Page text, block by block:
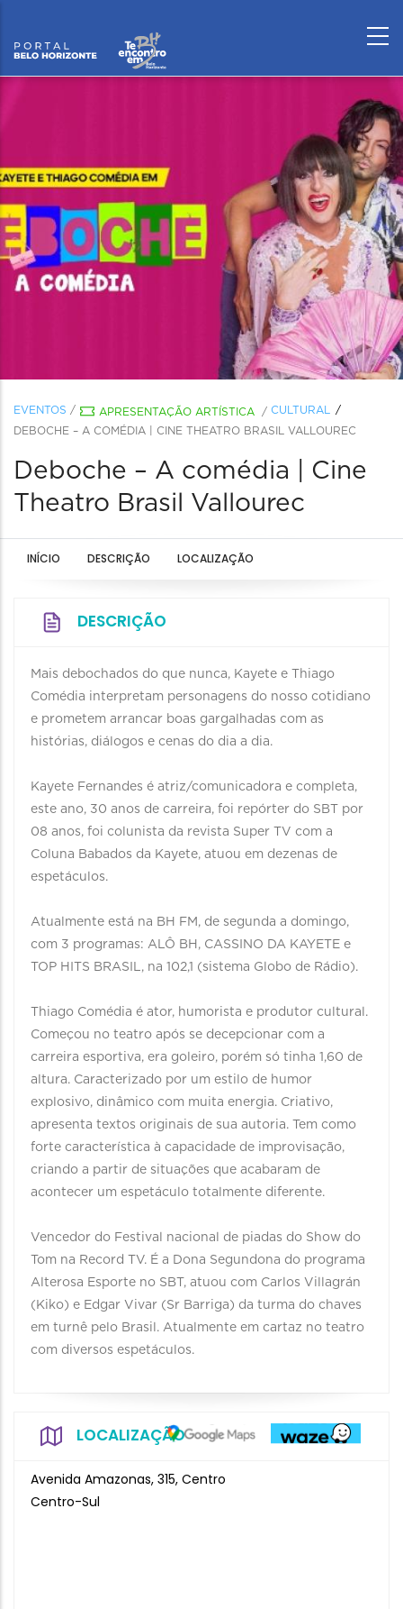
EVENTOS / APRESENTAÇÃO ARTÍSTICA / CULTURAL
DEBOCHE – A COMÉDIA | CINE THEATRO BRASIL VALLOUREC
Deboche – A comédia | Cine
Theatro Brasil Vallourec
INÍCIO DESCRIÇÃO LOCALIZAÇÃO
DESCRIÇÃO
Mais debochados do que nunca, Kayete e Thiago
Comédia interpretam personagens do nosso cotidiano
e prometem arrancar boas gargalhadas com as
histórias, diálogos e cenas do dia a dia.
Kayete Fernandes é atriz/comunicadora e completa,
este ano, 30 anos de carreira, foi repórter do SBT por
08 anos, foi colunista da revista Super TV com a
Coluna Babados da Kayete, atuou em dezenas de
espetáculos.
Atualmente está na BH FM, de segunda a domingo,
com 3 programas: ALÔ BH, CASSINO DA KAYETE e
TOP HITS BRASIL, na 102,1 (sistema Globo de Rádio).
Thiago Comédia é ator, humorista e produtor cultural.
Começou no teatro após se decepcionar com a
carreira esportiva, era goleiro, porém só tinha 1,60 de
altura. Caracterizado por um estilo de humor
explosivo, dinâmico com muita energia. Criativo,
apresenta textos originais de sua autoria. Tem como
forte característica à capacidade de improvisação,
criando a partir de situações que acabaram de
acontecer um espetáculo totalmente diferente.
Vencedor do Festival nacional de piadas do Show do
Tom na Record TV. É a Dona Segundona do programa
Alterosa Esporte no SBT, atuou com Carlos Villagrán
(Kiko) e Edgar Vivar (Sr Barriga) da turma do chaves
em turnê pelo Brasil. Atualmente em cartaz no teatro
com diversos espetáculos.
LOCALIZAÇÃO
Avenida Amazonas, 315, Centro
Centro-Sul